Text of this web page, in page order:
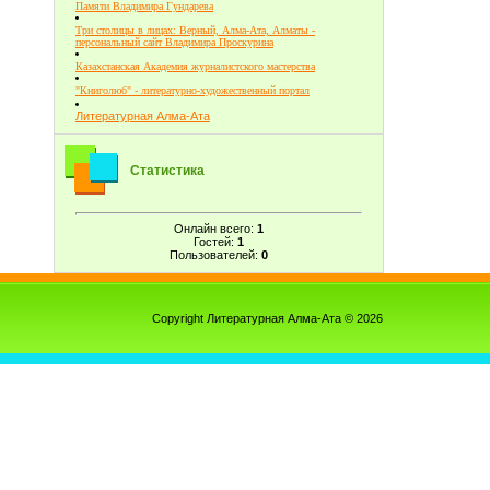
Памяти Владимира Гундарева
Три столицы в лицах: Верный, Алма-Ата, Алматы -
персональный сайт Владимира Проскурина
Казахстанская Академия журналистского мастерства
"Книголюб" - литературно-художественный портал
Литературная Алма-Ата
Статистика
Онлайн всего: 1
Гостей: 1
Пользователей: 0
Copyright Литературная Алма-Ата © 2026